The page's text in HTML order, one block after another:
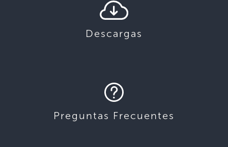
Descargas
Preguntas Frecuentes